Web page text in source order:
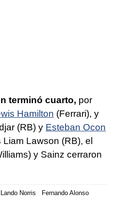
terminó cuarto, por
Hamilton (Ferrari), y
(RB) y Esteban Ocon
Lawson (RB), el
y Sainz cerraron
Lando Norris
Fernando Alonso